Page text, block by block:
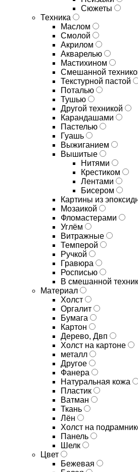
Сюжеты
Техника
Маслом
Смолой
Акрилом
Акварелью
Мастихином
Смешанной
Текстурной пастой
Поталью
Тушью
Другой техникой
Карандашами
Пастелью
Гуашь
Выжиганием
Вышитые
Нитями
Крестиком
Лентами
Бисером
Картины из
Мозаикой
Фломастерами
Углём
Витражные
Темперой
Ручкой
Гравюра
Росписью
В смешанной
Материал
Холст
Оргалит
Бумага
Картон
Дерево, Двп
Холст на картоне
металл
Другое
Фанера
Натуральная кожа
Пластик
Ватман
Ткань
Лён
Холст на
Панель
Шелк
Цвет
Бежевая